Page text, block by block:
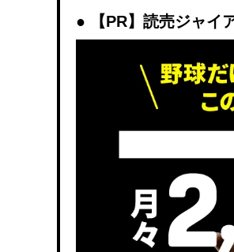
【PR】読売ジャイ